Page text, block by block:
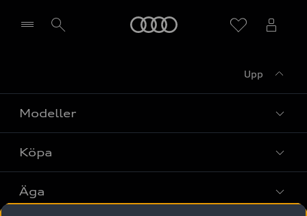
Upp
Modeller
Alla modeller
Elbilar
Köpa
Privaterbjudanden
Äga